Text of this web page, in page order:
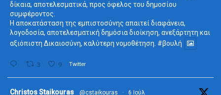
δίκαια, αποτελεσματικά, προς όφελος του δημοσίου
συμφέροντος.
Η αποκατάσταση της εμπιστοσύνης απαιτεί διαφάνεια,
λογοδοσία, αποτελεσματική δημόσια διοίκηση, ανεξάρτητη και
αξιόπιστη Δικαιοσύνη, καλύτερη νομοθέτηση. #βουλή
3 9 Twitter
Christos Staikouras @cstaikouras · 6 Ιούλ